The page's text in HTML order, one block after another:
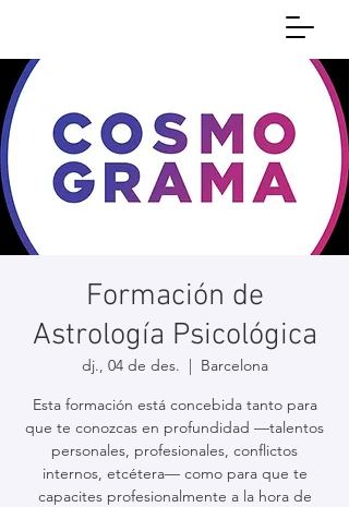
Formación de
Astrología Psicológica
dj., 04 de des.
  |
Barcelona
Esta formación está concebida tanto para
que te conozcas en profundidad —talentos
personales, profesionales, conflictos
internos, etcétera— como para que te
capacites profesionalmente a la hora de